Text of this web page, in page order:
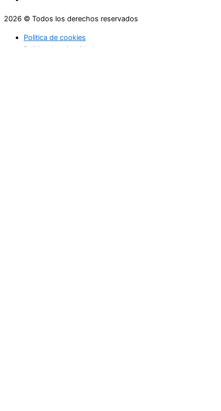
2026 © Todos los derechos reservados
Politica de cookies
Politica de privacidad